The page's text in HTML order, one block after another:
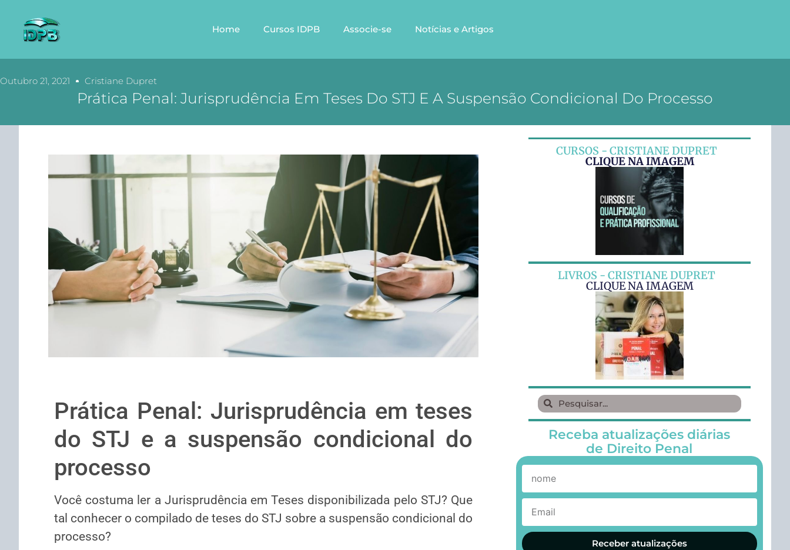
Home Cursos IDPB Associe-se Notícias e Artigos
Outubro 21, 2021 Cristiane Dupret
Prática Penal: Jurisprudência Em Teses Do STJ E A Suspensão Condicional Do Processo
Prática Penal: Jurisprudência em teses
do STJ e a suspensão condicional do
processo
Você costuma ler a Jurisprudência em Teses disponibilizada pelo STJ? Que
tal conhecer o compilado de teses do STJ sobre a suspensão condicional do
processo?
CURSOS - CRISTIANE DUPRET
CLIQUE NA IMAGEM
LIVROS - CRISTIANE DUPRET
CLIQUE NA IMAGEM
Receba atualizações diárias
de Direito Penal
Receber atualizações